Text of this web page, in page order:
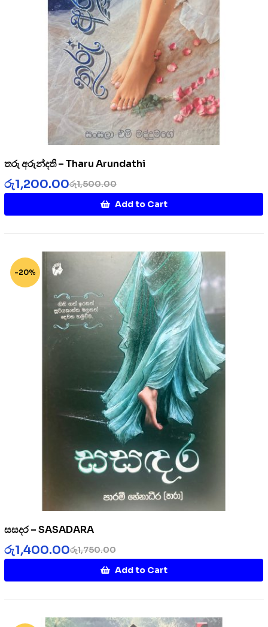
තරු අරුන්දති – Tharu Arundathi
රු1,500.00
රු1,200.00
Add to Cart
-20%
සසදර – SASADARA
රු1,750.00
රු1,400.00
Add to Cart